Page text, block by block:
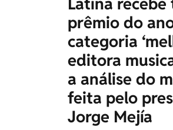
prêmio do
categoria
editora
a análise do
feita pelo
Jorge Mejía